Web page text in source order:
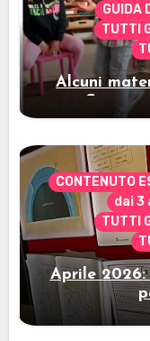
GUIDA
TUTTI
Alcuni
CONTENUTO
dai 3
TUTTI
Aprile